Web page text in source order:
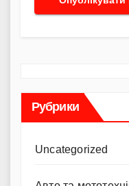
Рубрики
Uncategorized